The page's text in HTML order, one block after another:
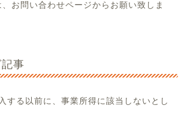
お問い合わせページからお願い致しま
事
する以前に、事業所得に該当しないとし